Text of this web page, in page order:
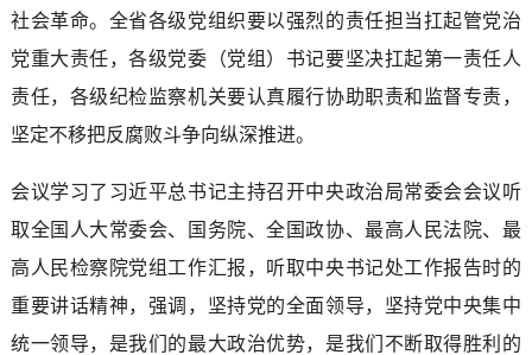
社会革命。全省各级党组织要以强烈的责任担当扛起管党治
党重大责任，各级党委（党组）书记要坚决扛起第一责任人
责任，各级纪检监察机关要认真履行协助职责和监督专责，
坚定不移把反腐败斗争向纵深推进。
会议学习了习近平总书记主持召开中央政治局常委会会议听
取全国人大常委会、国务院、全国政协、最高人民法院、最
高人民检察院党组工作汇报，听取中央书记处工作报告时的
重要讲话精神，强调，坚持党的全面领导，坚持党中央集中
统一领导，是我们的最大政治优势，是我们不断取得胜利的